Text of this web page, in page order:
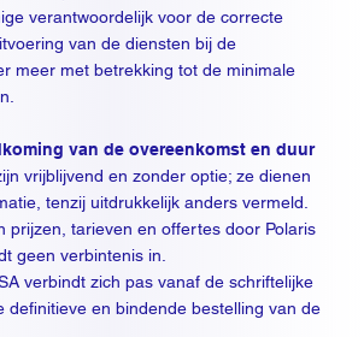
verantwoordelijk voor de correcte
van de diensten bij de
meer met betrekking tot de minimale
van de overeenkomst en duur
vrijblijvend en zonder optie; ze dienen
tenzij uitdrukkelijk anders vermeld.
prijzen, tarieven en offertes door Polaris
geen verbintenis in.
verbindt zich pas vanaf de schriftelijke
definitieve en bindende bestelling van de